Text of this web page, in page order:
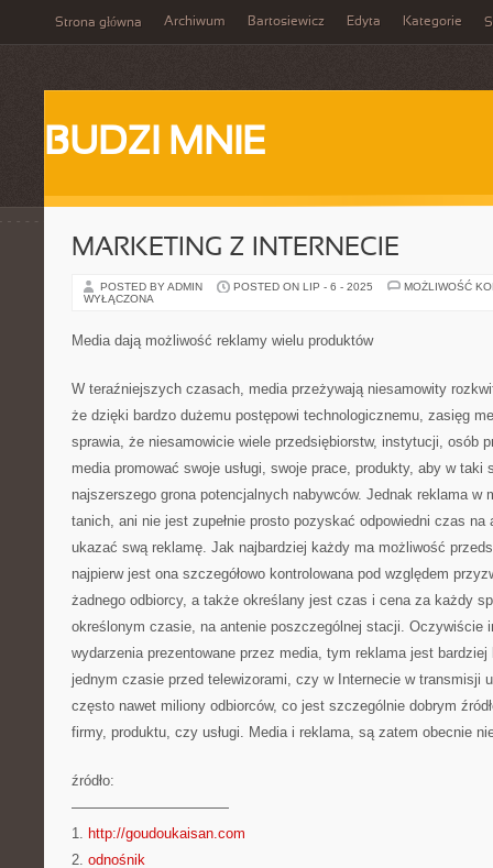
Strona główna Archiwum Bartosiewicz Edyta Kategorie
BUDZI MNIE
MARKETING Z INTERNECIE
POSTED BY ADMIN POSTED ON LIP - 6 - 2025
MOŻLIWOŚĆ
WYŁĄCZONA
Media dają możliwość reklamy wielu produktów
W teraźniejszych czasach, media przeżywają niesamowity
że dzięki bardzo dużemu postępowi technologicznemu, zasięg
sprawia, że niesamowicie wiele przedsiębiorstw, instytucji, osób
media promować swoje usługi, swoje prace, produkty, aby w taki
najszerszego grona potencjalnych nabywców. Jednak reklama w
tanich, ani nie jest zupełnie prosto pozyskać odpowiedni czas
ukazać swą reklamę. Jak najbardziej każdy ma możliwość
najpierw jest ona szczegółowo kontrolowana pod względem
żadnego odbiorcy, a także określany jest czas i cena za każdy
określonym czasie, na antenie poszczególnej stacji. Oczywiście
wydarzenia prezentowane przez media, tym reklama jest
jednym czasie przed telewizorami, czy w Internecie w transmisji
często nawet miliony odbiorców, co jest szczególnie dobrym
firmy, produktu, czy usługi. Media i reklama, są zatem obecnie
źródło:
———————————
1. http://goudoukaisan.com
2. odnośnik